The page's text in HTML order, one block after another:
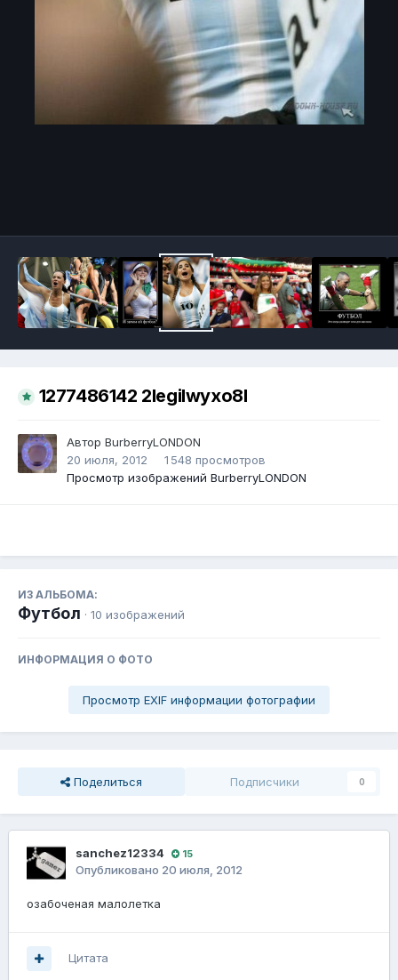
1277486142 2legilwyxo8l
Автор BurberryLONDON
20 июля, 2012
1 548 просмотров
Просмотр изображений BurberryLONDON
ИЗ АЛЬБОМА:
Футбол · 10 изображений
ИНФОРМАЦИЯ О ФОТО
Просмотр EXIF информации фотографии
Поделиться Подписчики 0
sanchez12334 15
Опубликовано 20 июля, 2012
озабоченая малолетка
Цитата